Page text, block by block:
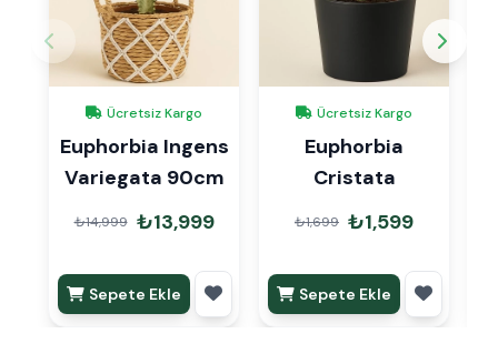
Ücretsiz Kargo
Euphorbia Ingens
Variegata 90cm
₺14,999 ₺13,999
Sepete Ekle
Ücretsiz Kargo
Euphorbia
Cristata
₺1,699 ₺1,599
Sepete Ekle